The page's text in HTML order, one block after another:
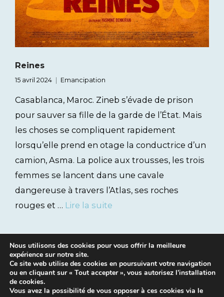
Reines
15 avril 2024 Emancipation
Casablanca, Maroc. Zineb s’évade de prison
pour sauver sa fille de la garde de l’État. Mais
les choses se compliquent rapidement
lorsqu’elle prend en otage la conductrice d’un
camion, Asma. La police aux trousses, les trois
femmes se lancent dans une cavale
dangereuse à travers l’Atlas, ses roches
rouges et … Lire la suite
Nous utilisons des cookies pour vous offrir la meilleure
expérience sur notre site.
Ce site web utilise des cookies en poursuivant votre navigation
ou en cliquant sur « Tout accepter », vous autorisez l’installation
de cookies.
Vous avez la possibilité de vous opposer à ces cookies via le